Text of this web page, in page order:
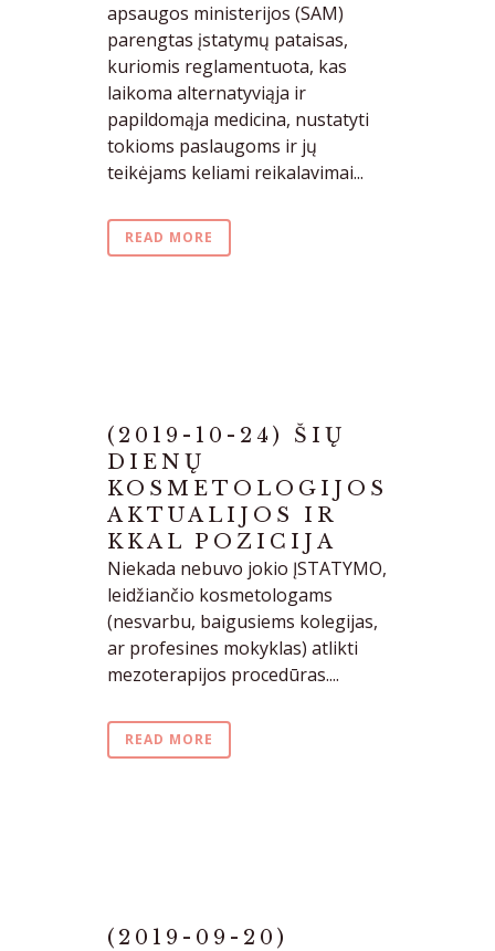
apsaugos ministerijos (SAM)
parengtas įstatymų pataisas,
kuriomis reglamentuota, kas
laikoma alternatyviąja ir
papildomąja medicina, nustatyti
tokioms paslaugoms ir jų
teikėjams keliami reikalavimai...
READ MORE
(2019-10-24) ŠIŲ
DIENŲ
KOSMETOLOGIJOS
AKTUALIJOS IR
KKAL POZICIJA
Niekada nebuvo jokio ĮSTATYMO,
leidžiančio kosmetologams
(nesvarbu, baigusiems kolegijas,
ar profesines mokyklas) atlikti
mezoterapijos procedūras....
READ MORE
(2019-09-20)